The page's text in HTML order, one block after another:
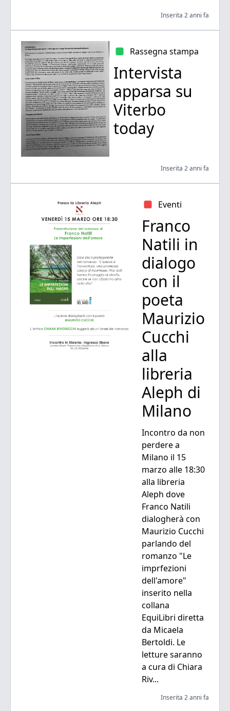
Inserita 2 anni fa
Rassegna stampa
Intervista
apparsa su
Viterbo
today
Inserita 2 anni fa
Eventi
Franco
Natili in
dialogo
con il
poeta
Maurizio
Cucchi
alla
libreria
Aleph di
Milano
Incontro da non
perdere a
Milano il 15
marzo alle 18:30
alla libreria
Aleph dove
Franco Natili
dialogherà con
Maurizio Cucchi
parlando del
romanzo "Le
imprfezioni
dell'amore"
inserito nella
collana
EquiLibri diretta
da Micaela
Bertoldi. Le
letture saranno
a cura di Chiara
Riv...
Inserita 2 anni fa